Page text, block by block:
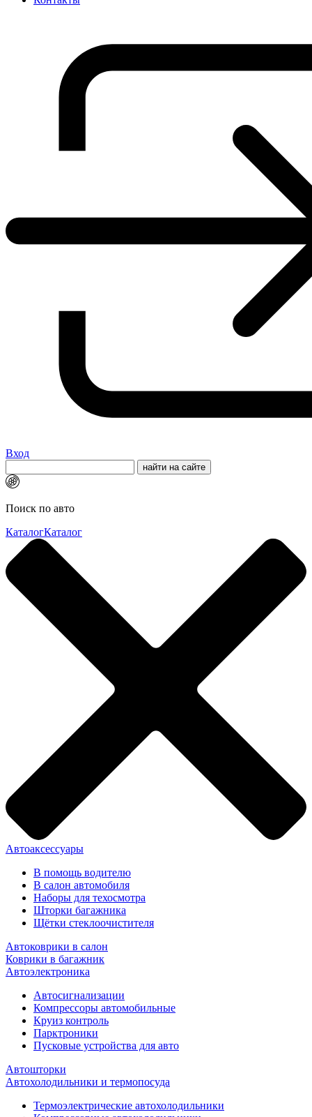
Вход
Поиск по авто
КаталогКаталог
Автоаксессуары
В помощь водителю
В салон автомобиля
Наборы для техосмотра
Шторки багажника
Щётки стеклоочистителя
Автоковрики в салон
Коврики в багажник
Автоэлектроника
Автосигнализации
Компрессоры автомобильные
Круиз контроль
Парктроники
Пусковые устройства для авто
Автошторки
Автохолодильники и термопосуда
Термоэлектрические автохолодильники